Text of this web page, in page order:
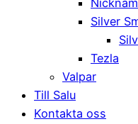
Silver
Tezla
Valpar
Till Salu
Kontakta oss